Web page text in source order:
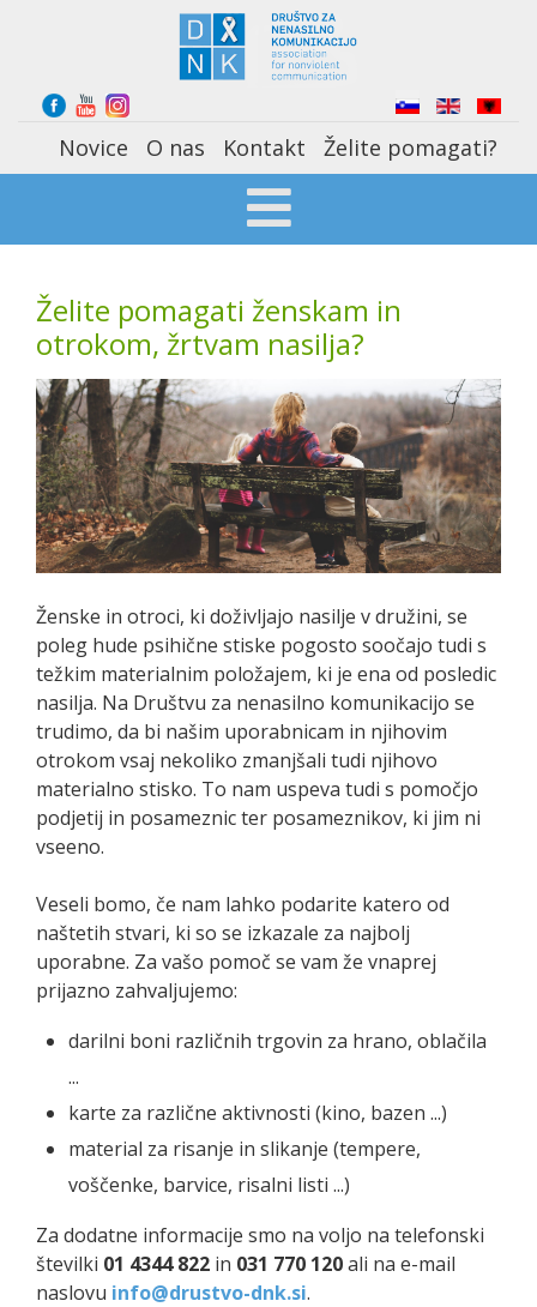
Select your language
Novice O nas Kontakt Želite pomagati?
Želite pomagati ženskam in
otrokom, žrtvam nasilja?
Ženske in otroci, ki doživljajo nasilje v družini, se
poleg hude psihične stiske pogosto soočajo tudi s
težkim materialnim položajem, ki je ena od posledic
nasilja. Na Društvu za nenasilno komunikacijo se
trudimo, da bi našim uporabnicam in njihovim
otrokom vsaj nekoliko zmanjšali tudi njihovo
materialno stisko. To nam uspeva tudi s pomočjo
podjetij in posameznic ter posameznikov, ki jim ni
vseeno.
Veseli bomo, če nam lahko podarite katero od
naštetih stvari, ki so se izkazale za najbolj
uporabne. Za vašo pomoč se vam že vnaprej
prijazno zahvaljujemo:
darilni boni različnih trgovin za hrano, oblačila
...
karte za različne aktivnosti (kino, bazen ...)
material za risanje in slikanje (tempere,
voščenke, barvice, risalni listi ...)
Za dodatne informacije smo na voljo na telefonski
številki 01 4344 822 in 031 770 120ali na e-mail
naslovu info@drustvo-dnk.si.